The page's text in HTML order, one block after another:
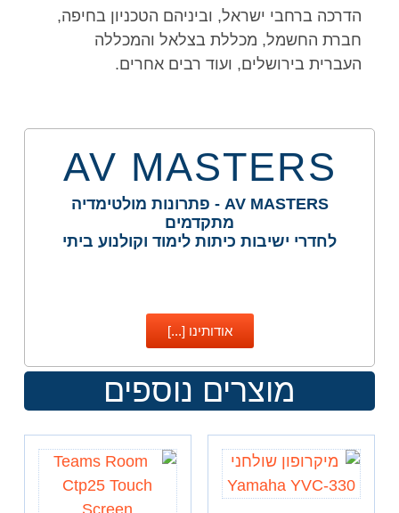
הדרכה ברחבי ישראל, וביניהם הטכניון בחיפה,
חברת החשמל, מכללת בצלאל והמכללה
העברית בירושלים, ועוד רבים אחרים.
AV MASTERS
AV MASTERS - פתרונות מולטימדיה
מתקדמים
לחדרי ישיבות כיתות לימוד וקולנוע ביתי
אודותינו [...]
מוצרים נוספים